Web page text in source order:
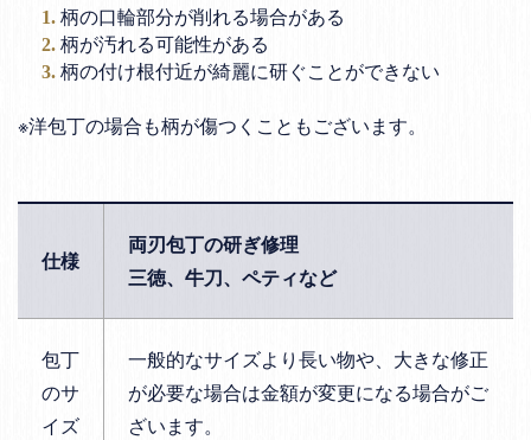
柄の口輪部分が削れる場合がある
柄が汚れる可能性がある
柄の付け根付近が綺麗に研ぐことができない
※洋包丁の場合も柄が傷つくこともございます。
仕様
両刃包丁の研ぎ修理
三徳、牛刀、ペティなど
包丁
のサ
イズ
一般的なサイズより長い物や、大きな修正
が必要な場合は金額が変更になる場合がご
ざいます。